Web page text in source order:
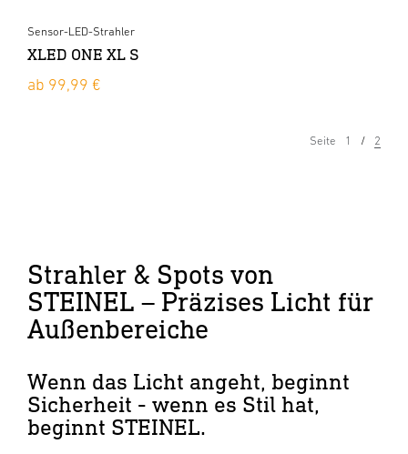
Sensor-LED-Strahler
XLED ONE XL S
ab 99,99 €
Seite 1 2
Strahler & Spots von
STEINEL – Präzises Licht für
Außenbereiche
Wenn das Licht angeht, beginnt
Sicherheit - wenn es Stil hat,
beginnt STEINEL.